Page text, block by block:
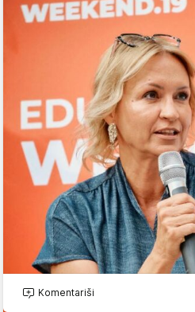
Komentariši